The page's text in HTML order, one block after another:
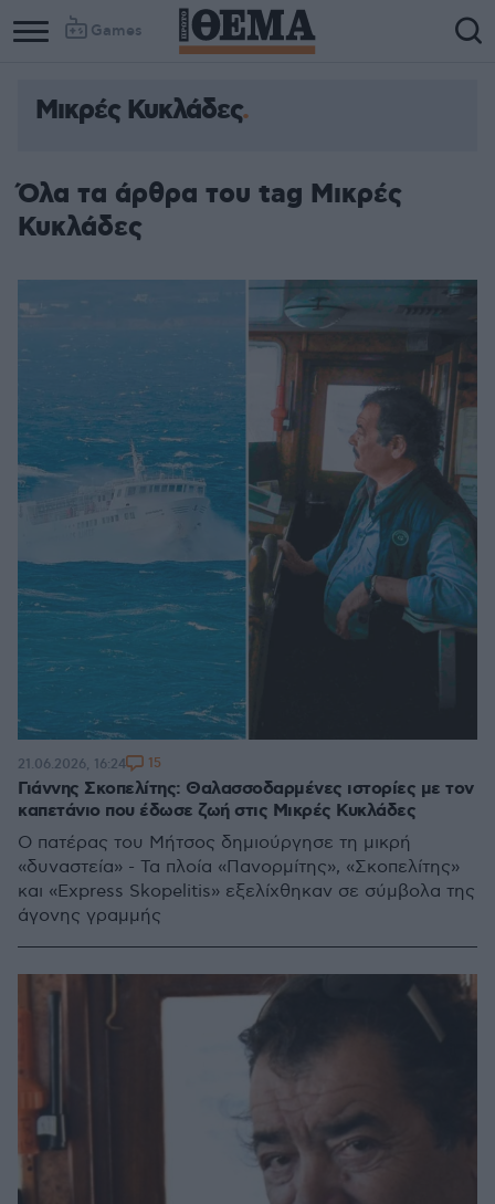
Games
Μικρές Κυκλάδες
Όλα τα άρθρα του tag Μικρές
Κυκλάδες
Γιάννης Σκοπελίτης: Θαλασσοδαρμένες ιστορίες με τον
καπετάνιο που έδωσε ζωή στις Μικρές Κυκλάδες
Ο πατέρας του Μήτσος δημιούργησε τη μικρή
«δυναστεία» - Τα πλοία «Πανορμίτης», «Σκοπελίτης»
και «Express Skopelitis» εξελίχθηκαν σε σύμβολα της
άγονης γραμμής
21.06.2026, 16:24 15